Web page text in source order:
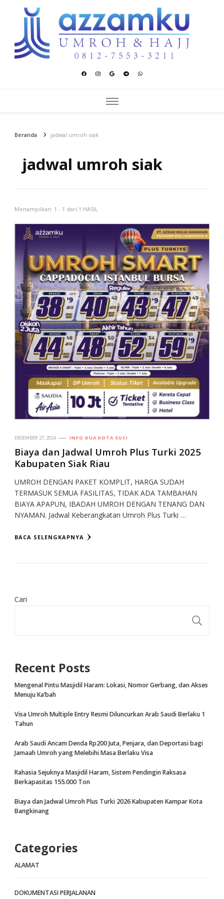
Azzamku Umroh dan Hajj
Beranda jadwal umroh siak
jadwal umroh siak
Menampilkan: 1 - 1 dari 1 HASIL
DESEMBER 27, 2024 INFO DUA KOTA SUCI
Biaya dan Jadwal Umroh Plus Turki 2025
Kabupaten Siak Riau
UMROH DENGAN PAKET KOMPLIT, HARGA SUDAH
TERMASUK SEMUA FASILITAS, TIDAK ADA TAMBAHAN
BIAYA APAPUN, IBADAH UMROH DENGAN TENANG DAN
NYAMAN. Jadwal Keberangkatan Umroh Plus Turki …
BACA SELENGKAPNYA
Cari
Recent Posts
Mengenal Pintu Masjidil Haram: Lokasi, Nomor Gerbang, dan Akses
Menuju Ka’bah
Visa Umroh Multiple Entry Resmi Diluncurkan Arab Saudi Berlaku 1
Tahun
Arab Saudi Ancam Denda Rp200 Juta, Penjara, dan Deportasi bagi
Jamaah Umroh yang Melebihi Masa Berlaku Visa
Rahasia Sejuknya Masjidil Haram, Sistem Pendingin Raksasa
Berkapasitas 155.000 Ton
Biaya dan Jadwal Umroh Plus Turki 2026 Kabupaten Kampar Kota
Bangkinang
Categories
ALAMAT
DOKUMENTASI PERJALANAN